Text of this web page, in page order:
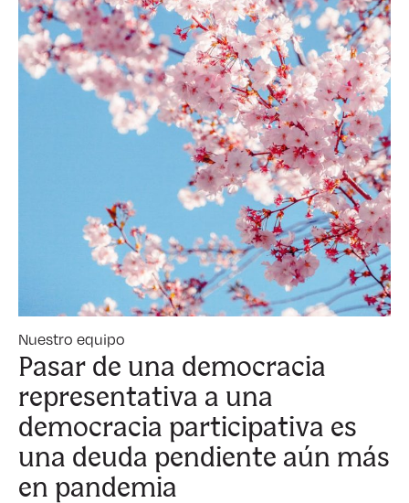
Nuestro equipo
Pasar de una democracia
representativa a una
democracia participativa es
una deuda pendiente aún más
en pandemia